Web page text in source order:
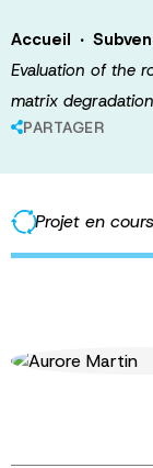
Accueil ·
Evaluation of the
matrix
PARTAGER
Projet en cours